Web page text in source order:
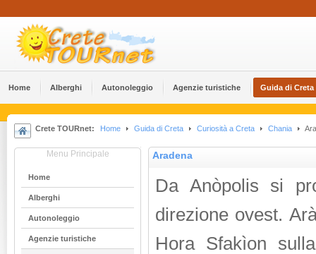
Home Alberghi Αutonoleggio Agenzie turistiche Guida di Creta
Crete TOURnet: Home Guida di Creta Curiosità a Creta Chania
Menu Principale
Home
Alberghi
Αutonoleggio
Agenzie turistiche
Aradena
Da Anòpolis si
direzione ovest.
Hora Sfakìon